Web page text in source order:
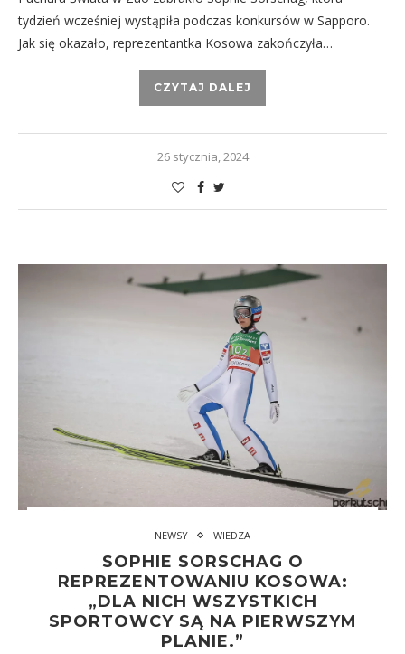
tydzień wcześniej wystąpiła podczas konkursów w Sapporo.
Jak się okazało, reprezentantka Kosowa zakończyła…
CZYTAJ DALEJ
26 stycznia, 2024
NEWSY WIEDZA
SOPHIE SORSCHAG O
REPREZENTOWANIU KOSOWA:
„DLA NICH WSZYSTKICH
SPORTOWCY SĄ NA PIERWSZYM
PLANIE.”